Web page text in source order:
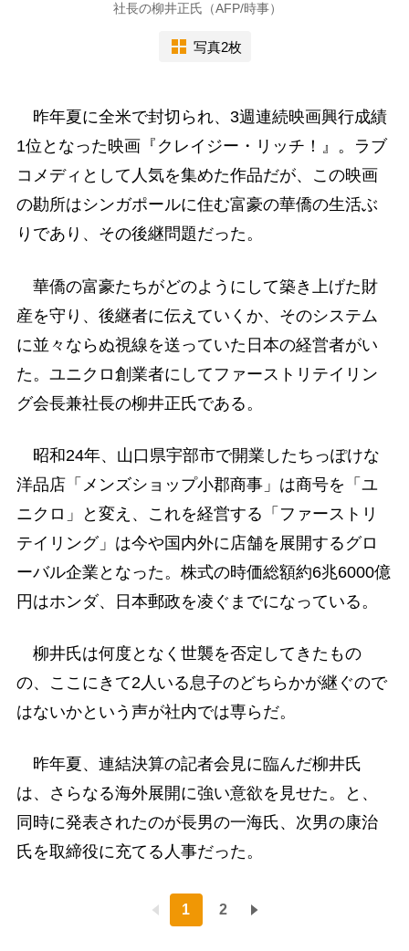
社長の柳井正氏（AFP/時事）
写真2枚
昨年夏に全米で封切られ、3週連続映画興行成績
1位となった映画『クレイジー・リッチ！』。ラブ
コメディとして人気を集めた作品だが、この映画
の勘所はシンガポールに住む富豪の華僑の生活ぶ
りであり、その後継問題だった。
華僑の富豪たちがどのようにして築き上げた財
産を守り、後継者に伝えていくか、そのシステム
に並々ならぬ視線を送っていた日本の経営者がい
た。ユニクロ創業者にしてファーストリテイリン
グ会長兼社長の柳井正氏である。
昭和24年、山口県宇部市で開業したちっぽけな
洋品店「メンズショップ小郡商事」は商号を「ユ
ニクロ」と変え、これを経営する「ファーストリ
テイリング」は今や国内外に店舗を展開するグロ
ーバル企業となった。株式の時価総額約6兆6000億
円はホンダ、日本郵政を凌ぐまでになっている。
柳井氏は何度となく世襲を否定してきたもの
の、ここにきて2人いる息子のどちらかが継ぐので
はないかという声が社内では専らだ。
昨年夏、連結決算の記者会見に臨んだ柳井氏
は、さらなる海外展開に強い意欲を見せた。と、
同時に発表されたのが長男の一海氏、次男の康治
氏を取締役に充てる人事だった。
1 2